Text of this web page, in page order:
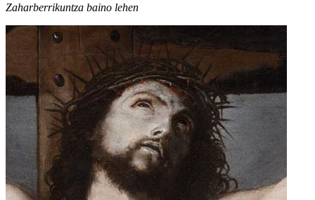
Zaharberrikuntza baino lehen